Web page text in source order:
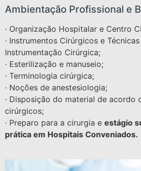
Ambientação Profissional e
· Organização Hospitalar e Centro
· Instrumentos Cirúrgicos e
Instrumentação Cirúrgica;
· Esterilização e manuseio;
· Terminologia cirúrgica;
· Noções de anestesiologia;
· Disposição do material de acordo
cirúrgicos;
· Preparo para a cirurgia e estágio
prática em Hospitais Conveniados.